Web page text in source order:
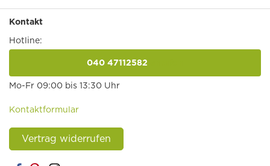
Kontakt
Hotline:
040 47112582
Mo-Fr 09:00 bis 13:30 Uhr
Kontaktformular
Vertrag widerrufen